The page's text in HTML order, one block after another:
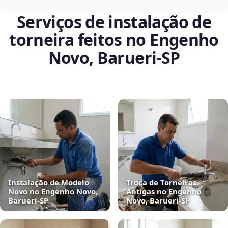
Serviços de instalação de
torneira feitos no Engenho
Novo, Barueri‑SP
Instalação de Modelo
Novo no Engenho Novo,
Barueri‑SP
Troca de Torneiras
Antigas no Engenho
Novo, Barueri‑SP